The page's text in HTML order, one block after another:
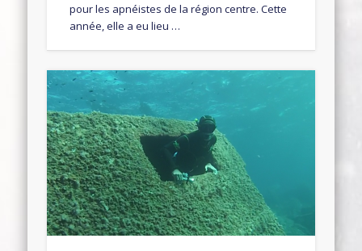
pour les apnéistes de la région centre. Cette
année, elle a eu lieu …